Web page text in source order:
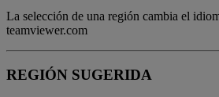
La selección de una región cambia el
teamviewer.com
REGIÓN SUGERIDA